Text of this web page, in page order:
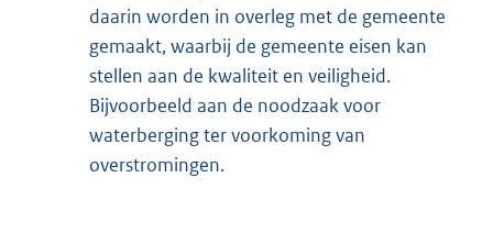
daarin worden in overleg met de gemeente
gemaakt, waarbij de gemeente eisen kan
stellen aan de kwaliteit en veiligheid.
Bijvoorbeeld aan de noodzaak voor
waterberging ter voorkoming van
overstromingen.